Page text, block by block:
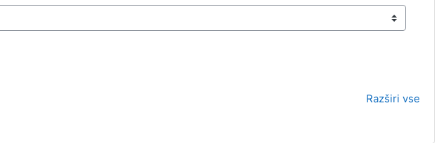
Razširi vse